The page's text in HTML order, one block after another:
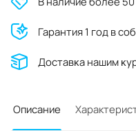
Гарантия 1 год в
Доставĸа нашим
Описание